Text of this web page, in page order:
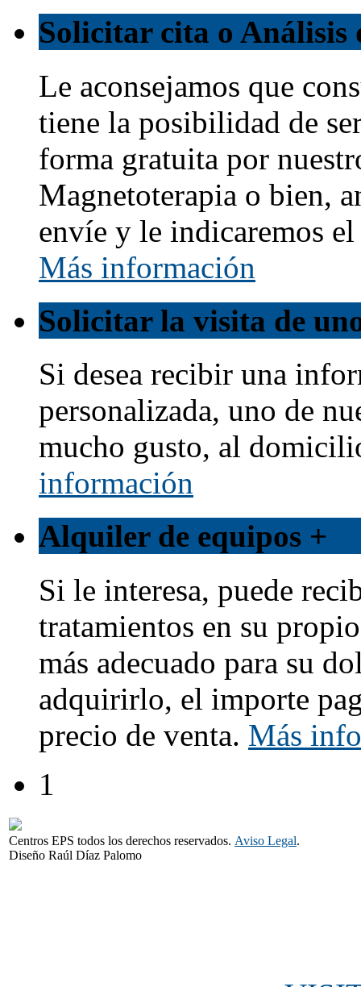
Solicitar cita o Análisis
Le aconsejamos que
tiene la posibilidad de
forma gratuita por
Magnetoterapia o bien,
envíe y le indicaremos
Más información
Solicitar la visita de
Si desea recibir una
personalizada, uno de
mucho gusto, al
información
Alquiler de equipos +
Si le interesa, puede
tratamientos en su
más adecuado para su
adquirirlo, el importe
precio de venta. Más
1
Centros EPS todos los derechos reservados. Aviso Legal.
Diseño Raúl Díaz Palomo